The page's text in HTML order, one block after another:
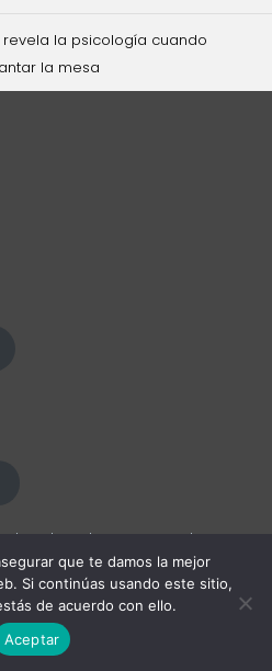
revela la psicología cuando
la mesa
los derechos reservados
que te damos la mejor
Si continúas usando este sitio,
de acuerdo con ello.
Aceptar